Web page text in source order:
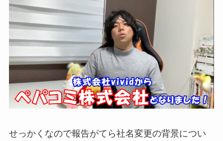
せっかくなので報告がてら社名変更の背景につい